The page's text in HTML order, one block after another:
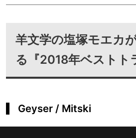
羊文学の塩塚モエカ
る『2018年ベストト
Geyser / Mitski